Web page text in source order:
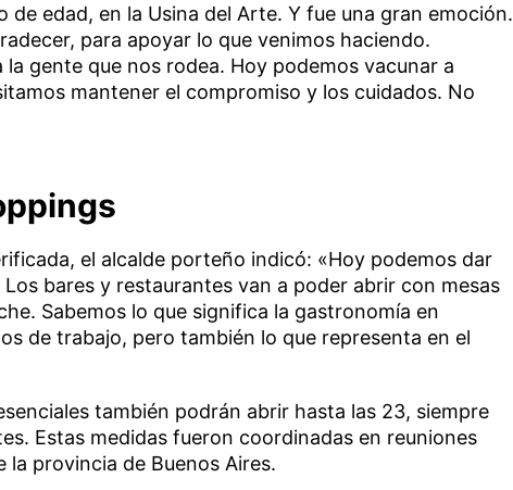
de edad, en la Usina del Arte. Y fue una gran emoción.
para apoyar lo que venimos haciendo.
gente que nos rodea. Hoy podemos vacunar a
mantener el compromiso y los cuidados. No
el alcalde porteño indicó: «Hoy podemos dar
bares y restaurantes van a poder abrir con mesas
Sabemos lo que significa la gastronomía en
de trabajo, pero también lo que representa en el
también podrán abrir hasta las 23, siempre
Estas medidas fueron coordinadas en reuniones
provincia de Buenos Aires.